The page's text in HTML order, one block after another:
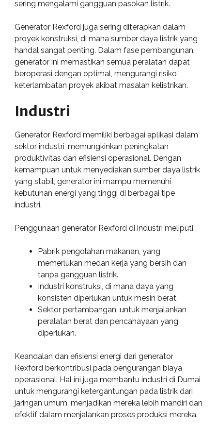
sering mengalami gangguan pasokan listrik.
Generator Rexford juga sering diterapkan dalam
proyek konstruksi, di mana sumber daya listrik yang
handal sangat penting. Dalam fase pembangunan,
generator ini memastikan semua peralatan dapat
beroperasi dengan optimal, mengurangi risiko
keterlambatan proyek akibat masalah kelistrikan.
Industri
Generator Rexford memiliki berbagai aplikasi dalam
sektor industri, memungkinkan peningkatan
produktivitas dan efisiensi operasional. Dengan
kemampuan untuk menyediakan sumber daya listrik
yang stabil, generator ini mampu memenuhi
kebutuhan energi yang tinggi di berbagai tipe
industri.
Penggunaan generator Rexford di industri meliputi:
Pabrik pengolahan makanan, yang
memerlukan medan kerja yang bersih dan
tanpa gangguan listrik.
Industri konstruksi, di mana daya yang
konsisten diperlukan untuk mesin berat.
Sektor pertambangan, untuk menjalankan
peralatan berat dan pencahayaan yang
diperlukan.
Keandalan dan efisiensi energi dari generator
Rexford berkontribusi pada pengurangan biaya
operasional. Hal ini juga membantu industri di Dumai
untuk mengurangi ketergantungan pada listrik dari
jaringan umum, menjadikan mereka lebih mandiri dan
efektif dalam menjalankan proses produksi mereka.